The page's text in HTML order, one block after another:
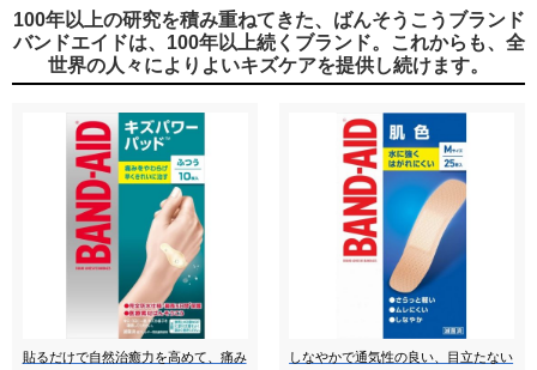
100年以上の研究を積み重ねてきた、ばんそうこうブランド
バンドエイドは、100年以上続くブランド。これからも、全
世界の人々によりよいキズケアを提供し続けます。
貼るだけで自然治癒力を高めて、痛み
しなやかで通気性の良い、目立たない